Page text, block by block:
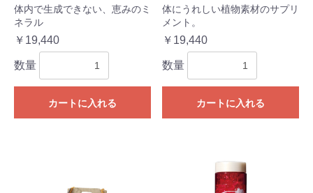
体内で生成できない、恵みのミ
ネラル
￥19,440
数量
カートに入れる
体にうれしい植物素材のサプリ
メント。
￥19,440
数量
カートに入れる